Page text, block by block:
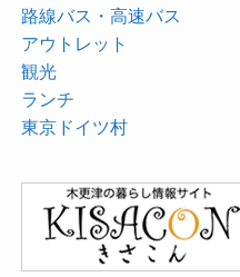
路線バス・高速バス
アウトレット
観光
ランチ
東京ドイツ村